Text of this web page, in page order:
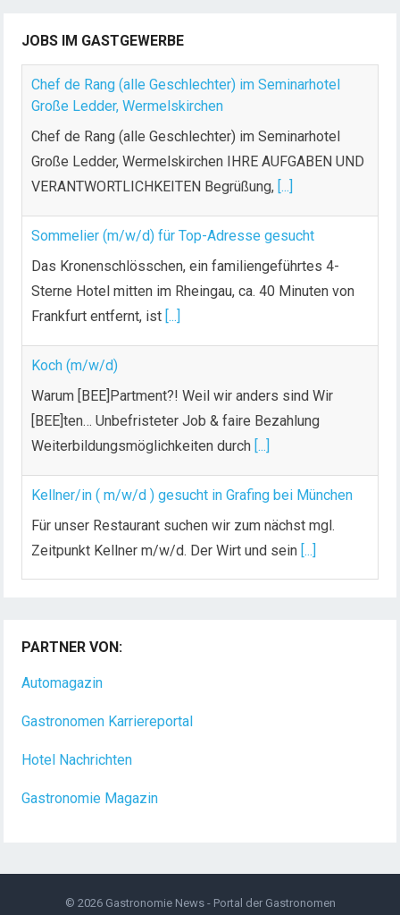
JOBS IM GASTGEWERBE
Chef de Rang (alle Geschlechter) im Seminarhotel
Große Ledder, Wermelskirchen
Chef de Rang (alle Geschlechter) im Seminarhotel
Große Ledder, Wermelskirchen IHRE AUFGABEN UND
VERANTWORTLICHKEITEN Begrüßung, [...]
Sommelier (m/w/d) für Top-Adresse gesucht
Das Kronenschlösschen, ein familiengeführtes 4-
Sterne Hotel mitten im Rheingau, ca. 40 Minuten von
Frankfurt entfernt, ist [...]
Koch (m/w/d)
Warum [BEE]Partment?! Weil wir anders sind Wir
[BEE]ten… Unbefristeter Job & faire Bezahlung
Weiterbildungsmöglichkeiten durch [...]
Kellner/in ( m/w/d ) gesucht in Grafing bei München
Für unser Restaurant suchen wir zum nächst mgl.
Zeitpunkt Kellner m/w/d. Der Wirt und sein [...]
Dein Arbeitsplatz mit Urlaubsfeeling Chef de Rang
(m/w/d) Du bist Gastgeber aus Leidenschaft und
PARTNER VON:
Automagazin
Gastronomen Karriereportal
Hotel Nachrichten
Gastronomie Magazin
© 2026 Gastronomie News - Portal der Gastronomen